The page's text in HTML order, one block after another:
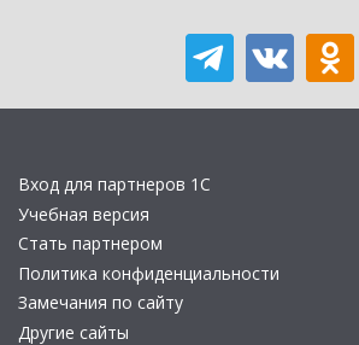
Вход для партнеров 1С
Учебная версия
Стать партнером
Политика конфиденциальности
Замечания по сайту
Другие сайты